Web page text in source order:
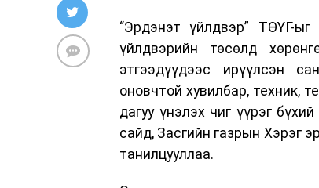
“Эрдэнэт үйлдвэр” ТӨҮГ-
үйлдвэрийн төсөлд
этгээдүүдээс ирүүлсэн
оновчтой хувилбар, техник,
дагуу үнэлэх чиг үүрэг
сайд, Засгийн газрын Хэрэг
танилцууллаа.